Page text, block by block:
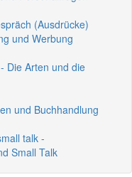
(Ausdrücke)
und Werbung
Die Arten und die
und Buchhandlung
talk -
Small Talk